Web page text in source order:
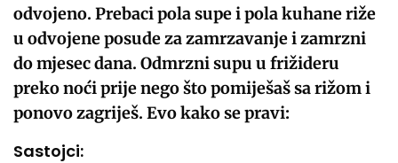
odvojeno. Prebaci pola supe i pola kuhane riže
u odvojene posude za zamrzavanje i zamrzni
do mjesec dana. Odmrzni supu u frižideru
preko noći prije nego što pomiješaš sa rižom i
ponovo zagriješ. Evo kako se pravi:
Sastojci: